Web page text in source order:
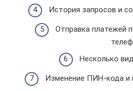
История запросов и
Отправка платежей
Несколько
Изменение ПИН-кода и